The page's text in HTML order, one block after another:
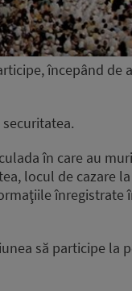
începând de
în care au
locul de cazare la
înregistrate
să participe la